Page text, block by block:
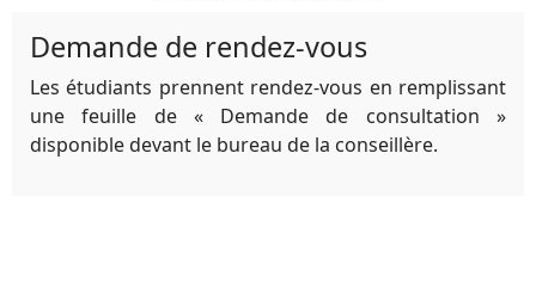
Demande de rendez-vous
Les étudiants prennent rendez-vous en remplissant
une feuille de « Demande de consultation »
disponible devant le bureau de la conseillère.